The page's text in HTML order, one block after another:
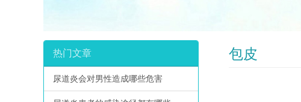
热门文章
尿道炎会对男性造成哪些危害
包皮